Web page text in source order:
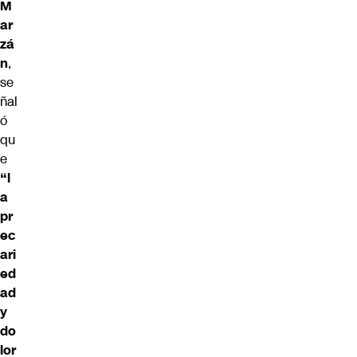
M
ar
zá
n,
se
ñal
ó
qu
e
“l
a
pr
ec
ari
ed
ad
y
do
lor